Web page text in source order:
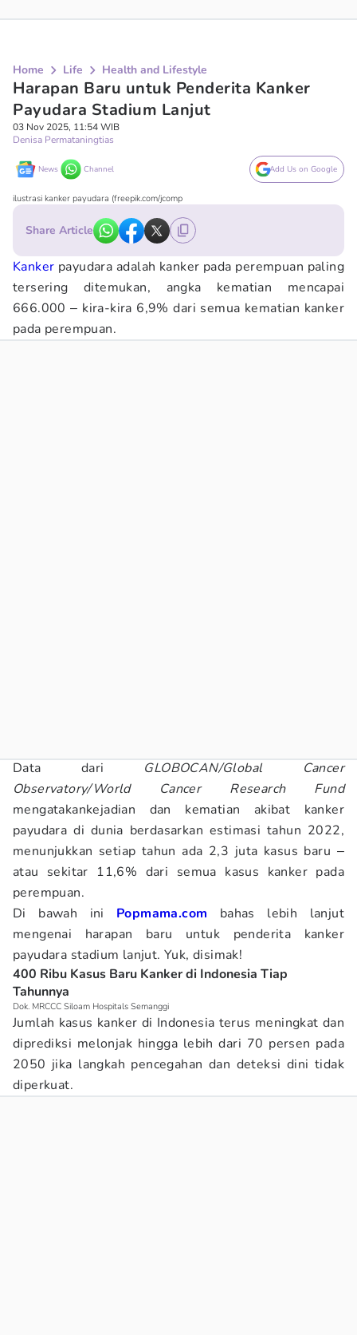
Home Life Health and Lifestyle
Harapan Baru untuk Penderita Kanker
Payudara Stadium Lanjut
03 Nov 2025, 11:54 WIB
Denisa Permataningtias
News Channel Add Us on Google
ilustrasi kanker payudara (freepik.com/jcomp
Share Article
Kanker payudara adalah kanker pada perempuan paling
tersering ditemukan, angka kematian mencapai
666.000 ‒ kira-kira 6,9% dari semua kematian kanker
pada perempuan.
Data dari GLOBOCAN/Global Cancer
Observatory/World Cancer Research Fund
mengatakankejadian dan kematian akibat kanker
payudara di dunia berdasarkan estimasi tahun 2022,
menunjukkan setiap tahun ada 2,3 juta kasus baru ‒
atau sekitar 11,6% dari semua kasus kanker pada
perempuan.
Di bawah ini Popmama.com bahas lebih lanjut
mengenai harapan baru untuk penderita kanker
payudara stadium lanjut. Yuk, disimak!
400 Ribu Kasus Baru Kanker di Indonesia Tiap
Tahunnya
Dok. MRCCC Siloam Hospitals Semanggi
Jumlah kasus kanker di Indonesia terus meningkat dan
diprediksi melonjak hingga lebih dari 70 persen pada
2050 jika langkah pencegahan dan deteksi dini tidak
diperkuat.